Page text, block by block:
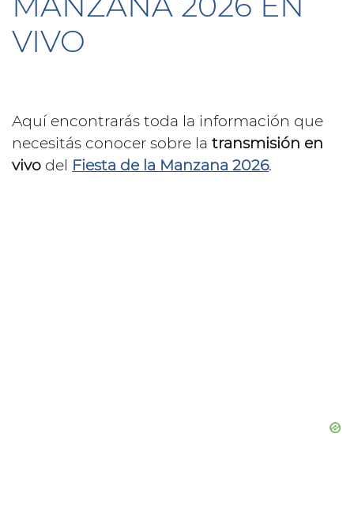
VIVO
Aquí encontrarás toda la información que
necesitás conocer sobre la transmisión en
vivo del Fiesta de la Manzana 2026.